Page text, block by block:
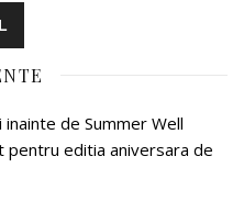
de Summer Well
pentru editia aniversara de